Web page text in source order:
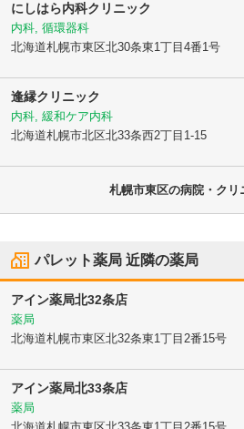
にしはら内科クリニック
内科, 循環器科
北海道札幌市東区北30条東1丁目4番1号
逢縁クリニック
内科, 緩和ケア内科
北海道札幌市北区北33条西2丁目1-15
札幌市東区の病院・クリ
パレット薬局 近隣の薬局
アイン薬局北32条店
薬局
北海道札幌市東区北32条東1丁目2番15号
アイン薬局北33条店
薬局